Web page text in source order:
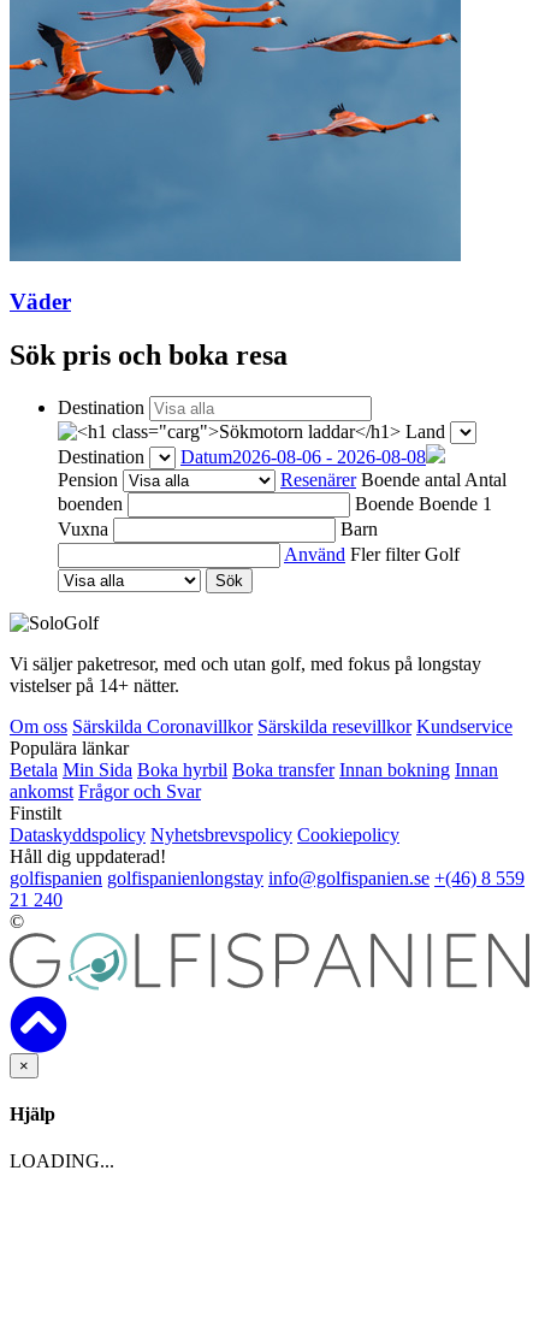
Väder
Sök pris och boka resa
Destination
Land
Destination
Datum2026-08-06 - 2026-08-08
Pension
Resenärer Boende antal Antal
boenden
Boende Boende 1
Vuxna
Barn
Använd Fler filter Golf
Sök
Vi säljer paketresor, med och utan golf, med fokus på longstay
vistelser på 14+ nätter.
Om oss Särskilda Coronavillkor Särskilda resevillkor Kundservice
Populära länkar
Betala Min Sida Boka hyrbil Boka transfer Innan bokning Innan
ankomst Frågor och Svar
Finstilt
Dataskyddspolicy Nyhetsbrevspolicy Cookiepolicy
Håll dig uppdaterad!
golfispanien golfispanienlongstay info@golfispanien.se +(46) 8 559
21 240
©
×
Hjälp
LOADING...